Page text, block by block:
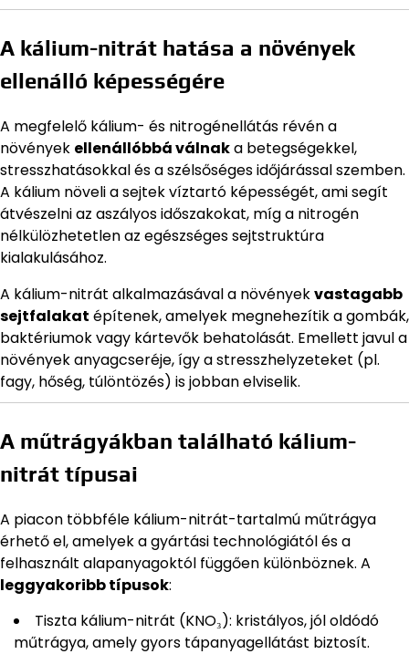
A kálium-nitrát hatása a növények
ellenálló képességére
A megfelelő kálium- és nitrogénellátás révén a
növények ellenállóbbá válnaka betegségekkel,
stresszhatásokkal és a szélsőséges időjárással szemben.
A kálium növeli a sejtek víztartó képességét, ami segít
átvészelni az aszályos időszakokat, míg a nitrogén
nélkülözhetetlen az egészséges sejtstruktúra
kialakulásához.
A kálium-nitrát alkalmazásával a növényekvastagabb
sejtfalakat építenek, amelyek megnehezítik a gombák,
baktériumok vagy kártevők behatolását. Emellett javul a
növények anyagcseréje, így a stresszhelyzeteket (pl.
fagy, hőség, túlöntözés) is jobban elviselik.
A műtrágyákban található kálium-
nitrát típusai
A piacon többféle kálium-nitrát-tartalmú műtrágya
érhető el, amelyek a gyártási technológiától és a
felhasznált alapanyagoktól függően különböznek. A
leggyakoribb típusok:
Tiszta kálium-nitrát (KNO₃): kristályos, jól oldódó
műtrágya, amely gyors tápanyagellátást biztosít.